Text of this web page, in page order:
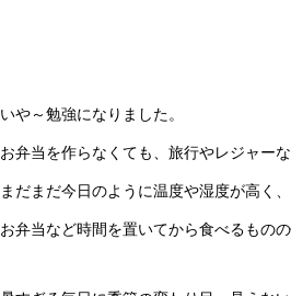
いや～勉強になりました。
お弁当を作らなくても、旅行やレジャー
まだまだ今日のように温度や湿度が高く
お弁当など時間を置いてから食べるもの